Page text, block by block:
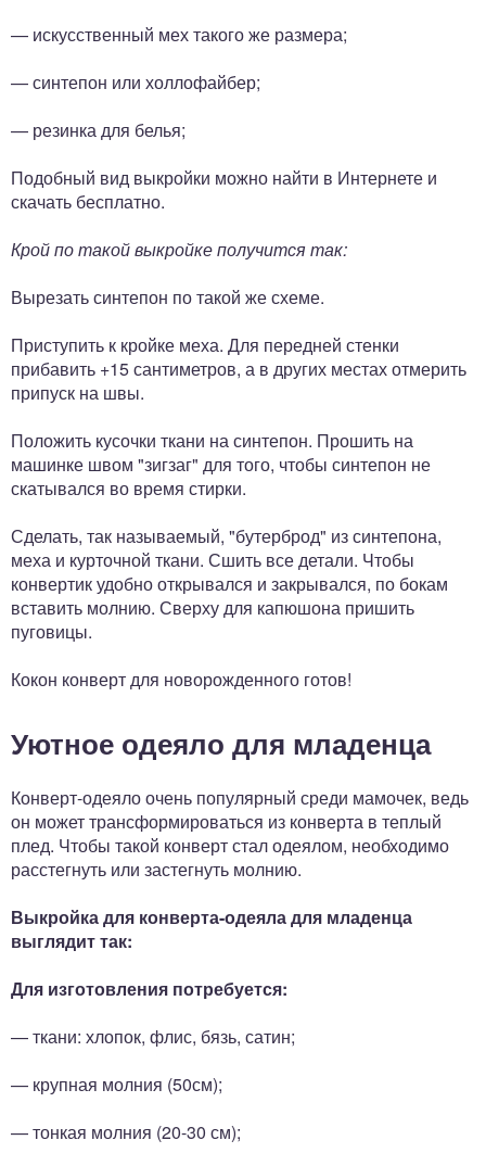
— искусственный мех такого же размера;
— синтепон или холлофайбер;
— резинка для белья;
Подобный вид выкройки можно найти в Интернете и
скачать бесплатно.
Крой по такой выкройке получится так:
Вырезать синтепон по такой же схеме.
Приступить к кройке меха. Для передней стенки
прибавить +15 сантиметров, а в других местах отмерить
припуск на швы.
Положить кусочки ткани на синтепон. Прошить на
машинке швом "зигзаг" для того, чтобы синтепон не
скатывался во время стирки.
Сделать, так называемый, "бутерброд" из синтепона,
меха и курточной ткани. Сшить все детали. Чтобы
конвертик удобно открывался и закрывался, по бокам
вставить молнию. Сверху для капюшона пришить
пуговицы.
Кокон конверт для новорожденного готов!
Уютное одеяло для младенца
Конверт-одеяло очень популярный среди мамочек, ведь
он может трансформироваться из конверта в теплый
плед. Чтобы такой конверт стал одеялом, необходимо
расстегнуть или застегнуть молнию.
Выкройка для конверта-одеяла для младенца
выглядит так:
Для изготовления потребуется:
— ткани: хлопок, флис, бязь, сатин;
— крупная молния (50см);
— тонкая молния (20-30 см);